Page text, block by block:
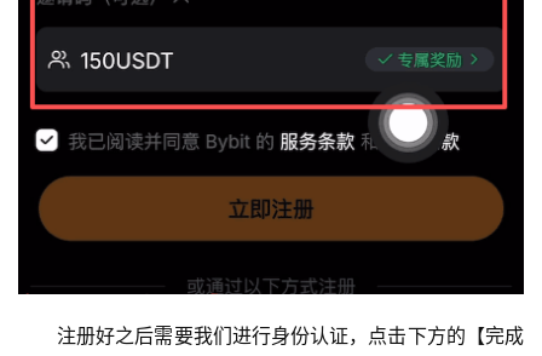
注册好之后需要我们进行身份认证，点击下方的【完成